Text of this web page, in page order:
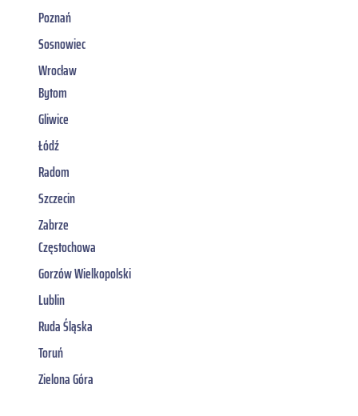
Poznań
Sosnowiec
Wrocław
Bytom
Gliwice
Łódź
Radom
Szczecin
Zabrze
Częstochowa
Gorzów Wielkopolski
Lublin
Ruda Śląska
Toruń
Zielona Góra